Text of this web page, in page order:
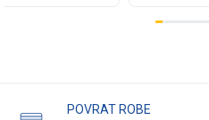
POVRAT ROBE